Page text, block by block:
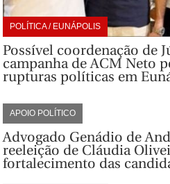
POLÍTICA / EUNÁPOLIS
Possível coordenação de
campanha de ACM Neto
rupturas políticas em
APOIO POLÍTICO
Advogado Genádio de
reeleição de Cláudia
fortalecimento das